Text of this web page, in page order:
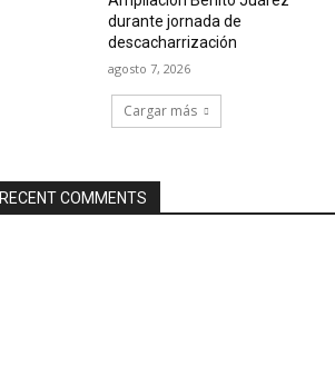
durante jornada de
descacharrización
agosto 7, 2026
Cargar más
RECENT COMMENTS